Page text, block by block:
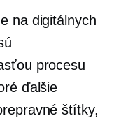
na digitálnych
procesu
ďalšie
štítky,